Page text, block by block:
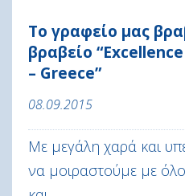
Το γραφείο μας
βραβείο
– Greece”
08.09.2015
Με μεγάλη χαρά και
να μοιραστούμε με